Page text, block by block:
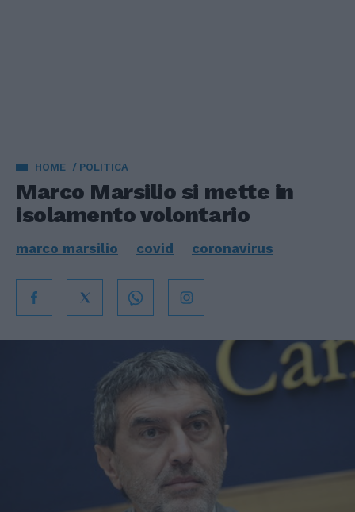
HOME POLITICA
Marco Marsilio si mette in
isolamento volontario
marco marsilio covid coronavirus